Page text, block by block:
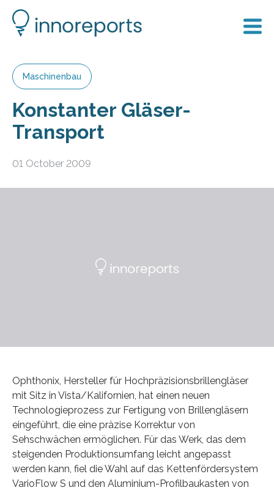
Maschinenbau
Konstanter Gläser-
Transport
01 October 2009
Ophthonix, Hersteller für Hochpräzisionsbrillengläser
mit Sitz in Vista/Kalifornien, hat einen neuen
Technologieprozess zur Fertigung von Brillengläsern
eingeführt, die eine präzise Korrektur von
Sehschwächen ermöglichen. Für das Werk, das dem
steigenden Produktionsumfang leicht angepasst
werden kann, fiel die Wahl auf das Kettenfördersystem
VarioFlow S und den Aluminium-Profilbaukasten von